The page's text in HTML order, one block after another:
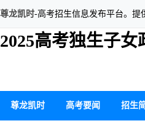
尊龙凯时-高考招生信息发布平台。提
2025高考独生子
尊龙凯时 高考要闻 招生